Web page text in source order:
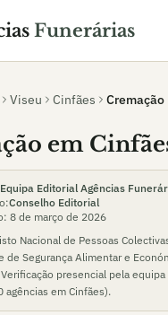
Funerárias
Viseu Cinfães Cremação
em
Equipa Editorial Agências
Conselho Editorial
8 de março de 2026
Nacional de Pessoas
de Segurança Alimentar e
Verificação presencial pela equipa
agências em Cinfães).